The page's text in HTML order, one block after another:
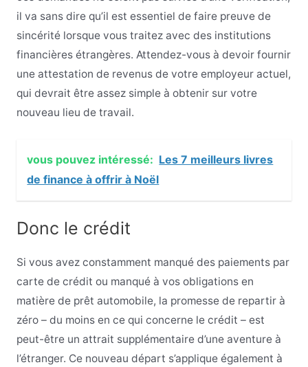
il va sans dire qu’il est essentiel de faire preuve de
sincérité lorsque vous traitez avec des institutions
financières étrangères. Attendez-vous à devoir fournir
une attestation de revenus de votre employeur actuel,
qui devrait être assez simple à obtenir sur votre
nouveau lieu de travail.
vous pouvez intéressé: Les 7 meilleurs livres
de finance à offrir à Noël
Donc le crédit
Si vous avez constamment manqué des paiements par
carte de crédit ou manqué à vos obligations en
matière de prêt automobile, la promesse de repartir à
zéro – du moins en ce qui concerne le crédit – est
peut-être un attrait supplémentaire d’une aventure à
l’étranger. Ce nouveau départ s’applique également à